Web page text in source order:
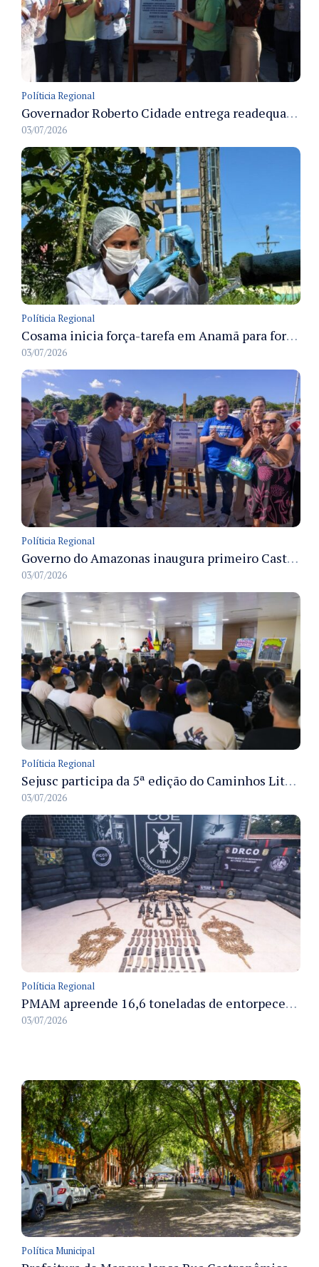
Políticia Regional
Governador Roberto Cidade entrega readequação do ambulatório da FCecon e amplia capacidade de atendimento oncológico em Manaus
03/07/2026
Políticia Regional
Cosama inicia força-tarefa em Anamã para fortalecer abastecimento de água e segurança hídrica da população
03/07/2026
Políticia Regional
Governo do Amazonas inaugura primeiro Castramóvel Fluvial para atendimento veterinário às comunidades ribeirinhas e castração gratuita
03/07/2026
Políticia Regional
Sejusc participa da 5ª edição do Caminhos Literários com foco na cultura hip-hop nas unidades socioeducativas
03/07/2026
Políticia Regional
PMAM apreende 16,6 toneladas de entorpecentes e registra aumento nas prisões em flagrante e nas capturas de foragidos no primeiro semestre de 2026
03/07/2026
Política Municipal